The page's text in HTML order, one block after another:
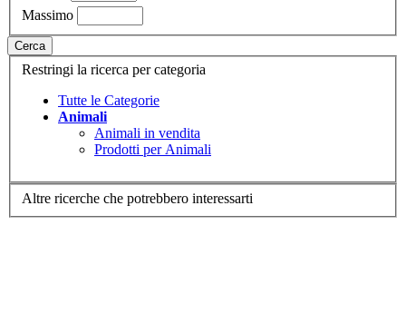
Massimo
Cerca
Restringi la ricerca per categoria
Tutte le Categorie
Animali
Animali in vendita
Prodotti per Animali
Altre ricerche che potrebbero interessarti